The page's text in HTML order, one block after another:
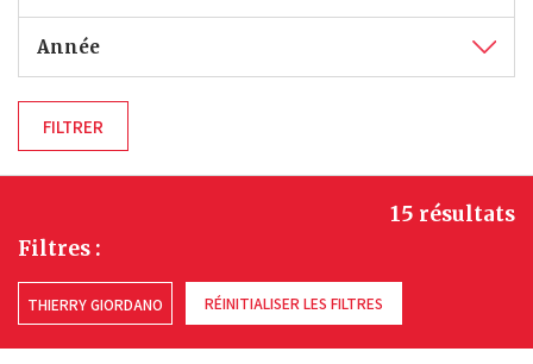
Année
Filtres :
THIERRY GIORDANO RÉINITIALISER LES FILTRES
15 résultats